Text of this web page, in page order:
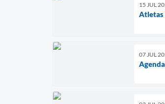
15 JUL
Atletas
07 JUL